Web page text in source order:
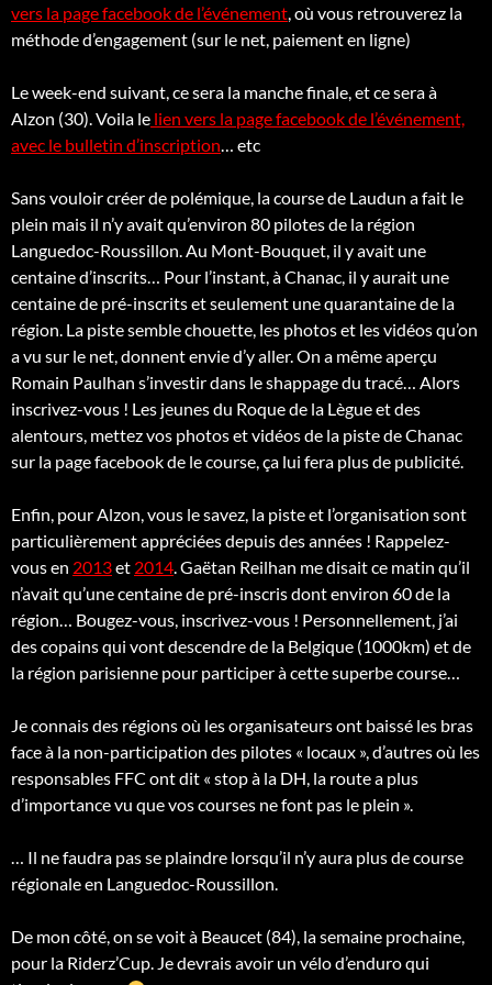
vers la page facebook de l’événement, où vous retrouverez la
méthode d’engagement (sur le net, paiement en ligne)
Le week-end suivant, ce sera la manche finale, et ce sera à
Alzon (30). Voila le lien vers la page facebook de l’événement,
avec le bulletin d’inscription… etc
Sans vouloir créer de polémique, la course de Laudun a fait le
plein mais il n’y avait qu’environ 80 pilotes de la région
Languedoc-Roussillon. Au Mont-Bouquet, il y avait une
centaine d’inscrits… Pour l’instant, à Chanac, il y aurait une
centaine de pré-inscrits et seulement une quarantaine de la
région. La piste semble chouette, les photos et les vidéos qu’on
a vu sur le net, donnent envie d’y aller. On a même aperçu
Romain Paulhan s’investir dans le shappage du tracé… Alors
inscrivez-vous ! Les jeunes du Roque de la Lègue et des
alentours, mettez vos photos et vidéos de la piste de Chanac
sur la page facebook de le course, ça lui fera plus de publicité.
Enfin, pour Alzon, vous le savez, la piste et l’organisation sont
particulièrement appréciées depuis des années ! Rappelez-
vous en 2013et 2014. Gaëtan Reilhan me disait ce matin qu’il
n’avait qu’une centaine de pré-inscris dont environ 60 de la
région… Bougez-vous, inscrivez-vous ! Personnellement, j’ai
des copains qui vont descendre de la Belgique (1000km) et de
la région parisienne pour participer à cette superbe course…
Je connais des régions où les organisateurs ont baissé les bras
face à la non-participation des pilotes « locaux », d’autres où les
responsables FFC ont dit « stop à la DH, la route a plus
d’importance vu que vos courses ne font pas le plein ».
… Il ne faudra pas se plaindre lorsqu’il n’y aura plus de course
régionale en Languedoc-Roussillon.
De mon côté, on se voit à Beaucet (84), la semaine prochaine,
pour la Riderz’Cup. Je devrais avoir un vélo d’enduro qui